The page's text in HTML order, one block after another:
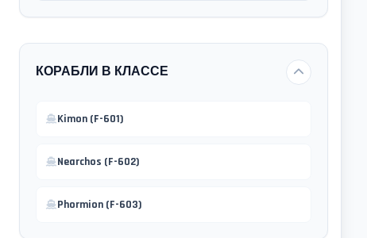
КОРАБЛИ В КЛАССЕ
Kimon (F-601)
Nearchos (F-602)
Phormion (F-603)